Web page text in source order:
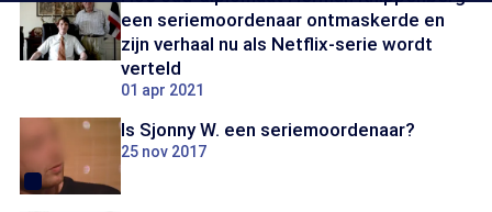
een seriemoordenaar ontmaskerde en
zijn verhaal nu als Netflix-serie wordt
verteld
01 apr 2021
Is Sjonny W. een seriemoordenaar?
25 nov 2017